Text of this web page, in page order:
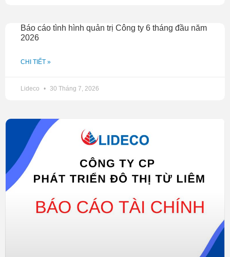
Báo cáo tình hình quản trị Công ty 6 tháng đầu năm
2026
CHI TIẾT »
Lideco 30 Tháng 7, 2026